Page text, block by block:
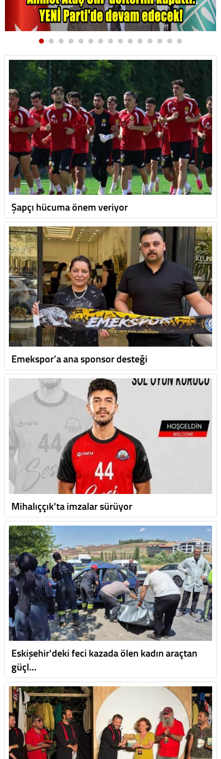
Şapçı hücuma önem veriyor
Emekspor’a ana sponsor desteği
Mihalıççık'ta imzalar sürüyor
Eskişehir'deki feci kazada ölen kadın araçtan
güçl…